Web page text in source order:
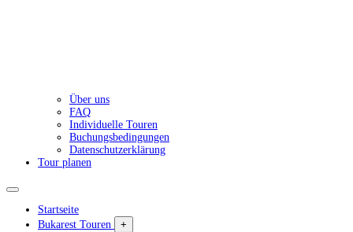
Über uns
FAQ
Individuelle Touren
Buchungsbedingungen
Datenschutzerklärung
Tour planen
Startseite
Bukarest Touren
+